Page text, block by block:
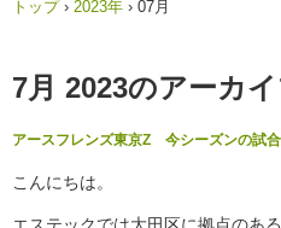
トップ › 2023年 › 07月
7月 2023のアーカ
アースフレンズ東京Z 今シーズンの試
こんにちは。